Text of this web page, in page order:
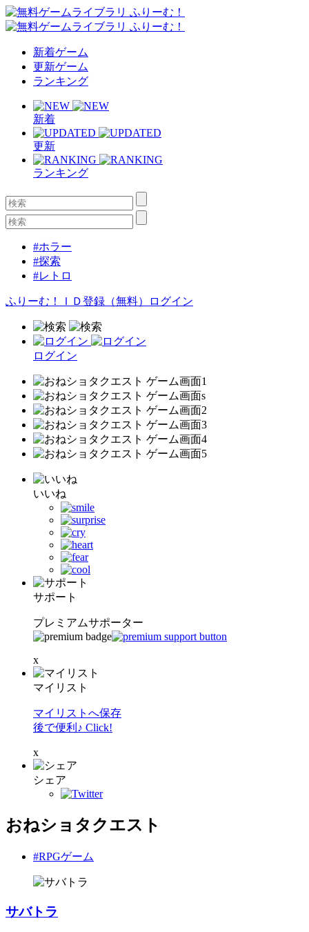
新着ゲーム
更新ゲーム
ランキング
新着
更新
ランキング
#ホラー
#探索
#レトロ
ふりーむ！ＩＤ登録（無料） ログイン
ログイン
いいね
サポート
プレミアムサポーター
x
マイリスト
マイリストへ保存
後で便利♪ Click!
x
シェア
おねショタクエスト
#RPGゲーム
サバトラ